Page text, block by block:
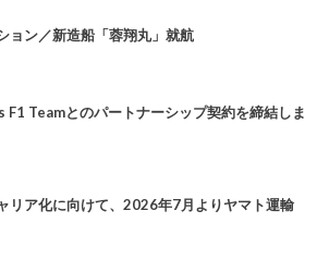
ョン／新造船「蓉翔丸」就航
F1 Teamとのパートナーシップ契約を締結しま
リア化に向けて、2026年7月よりヤマト運輸